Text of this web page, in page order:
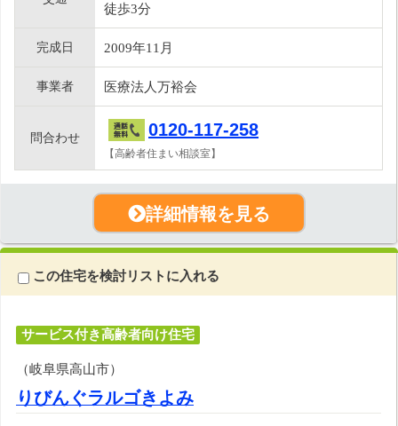
徒歩3分
完成日 2009年11月
事業者 医療法人万裕会
問合わせ 0120-117-258
【高齢者住まい相談室】
詳細情報を見る
この住宅を検討リストに入れる
サービス付き高齢者向け住宅
（岐阜県高山市）
りびんぐラルゴきよみ